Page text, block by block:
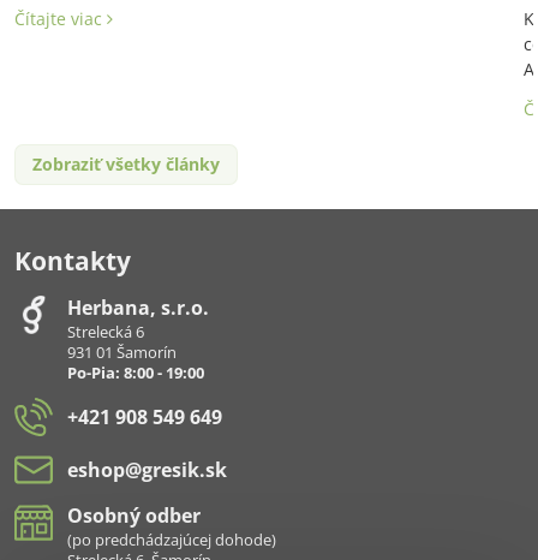
Čítajte viac
Zobraziť všetky články
Kontakty
Herbana, s​.r​.o​.
Strelecká 6
931 01 Šamorín
Po-Pia: 8:00 - 19:00
+421 908 549 649
eshop​@gresik​.sk
Osobný odber
(po predchádzajúcej dohode)